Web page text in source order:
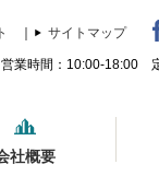
サイトマップ
営業時間：10:00-18:00
社概要